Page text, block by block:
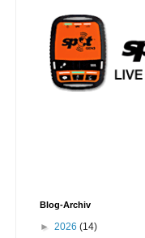
Blog-Archiv
► 2026 (14)